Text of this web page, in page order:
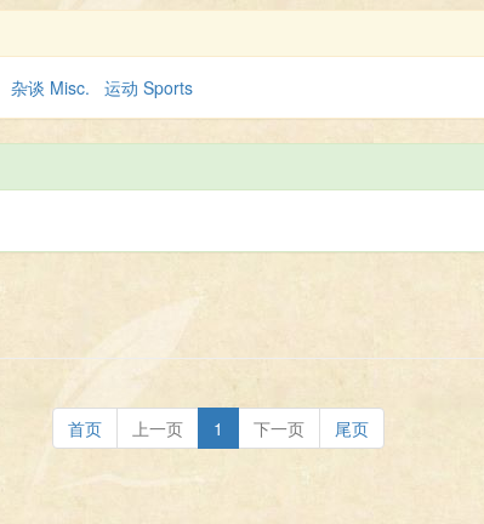
杂谈 Misc. 运动 Sports
首页 上一页 1 下一页 尾页